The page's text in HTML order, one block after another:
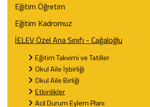
Eğitim Öğretim
Eğitim Kadromuz
İELEV Özel Ana Sınıfı - Cağaloğlu
Eğitim Takvimi ve Tatiller
Okul Aile İşbirliği
Okul Aile Birliği
Etkinlikler
Acil Durum Eylem Planı